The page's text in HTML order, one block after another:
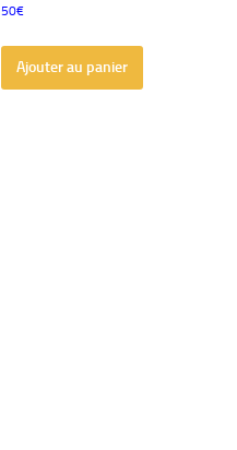
50€
Ajouter au panier